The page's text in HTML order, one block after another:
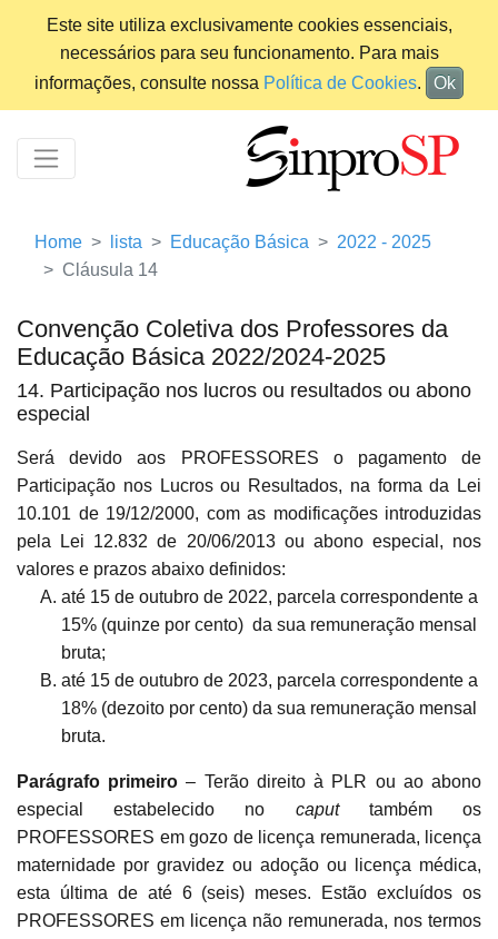
Este site utiliza exclusivamente cookies essenciais,
necessários para seu funcionamento. Para mais
informações, consulte nossa Política de Cookies. Ok
Home lista Educação Básica
2022 - 2025
Cláusula 14
Convenção Coletiva dos Professores da
Educação Básica 2022/2024-2025
14. Participação nos lucros ou resultados ou abono
especial
Será devido aos PROFESSORES o pagamento de
Participação nos Lucros ou Resultados, na forma da Lei
10.101 de 19/12/2000, com as modificações introduzidas
pela Lei 12.832 de 20/06/2013 ou abono especial, nos
valores e prazos abaixo definidos:
até 15 de outubro de 2022, parcela correspondente a
15% (quinze por cento) da sua remuneração mensal
bruta;
até 15 de outubro de 2023, parcela correspondente a
18% (dezoito por cento) da sua remuneração mensal
bruta.
Parágrafo primeiro – Terão direito à PLR ou ao abono
especial estabelecido no caputtambém os
PROFESSORES em gozo de licença remunerada, licença
maternidade por gravidez ou adoção ou licença médica,
esta última de até 6 (seis) meses. Estão excluídos os
PROFESSORES em licença não remunerada, nos termos